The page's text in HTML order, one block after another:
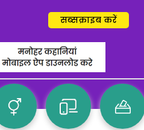
सब्सक्राइब करें